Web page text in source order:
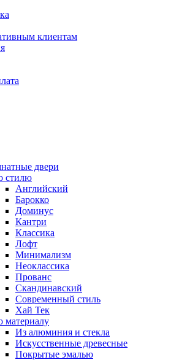
клиентам
двери
стилю
Английский
Барокко
Доминус
Кантри
Классика
Лофт
Минимализм
Неоклассика
Прованс
Скандинавский
Современный стиль
Хай Тек
материалу
Из алюминия и стекла
Искусственные древесные
Покрытые эмалью